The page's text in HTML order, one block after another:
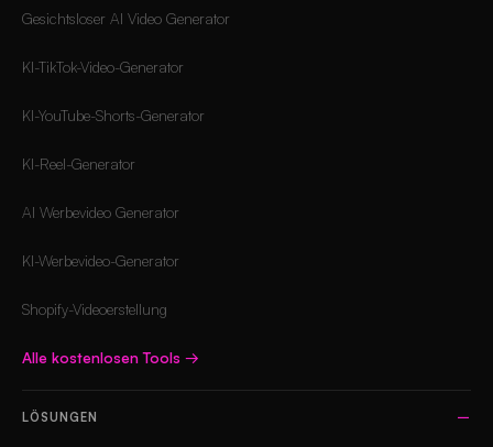
Gesichtsloser AI Video Generator
KI-TikTok-Video-Generator
KI-YouTube-Shorts-Generator
KI-Reel-Generator
AI Werbevideo Generator
KI-Werbevideo-Generator
Shopify-Videoerstellung
Alle kostenlosen Tools →
LÖSUNGEN